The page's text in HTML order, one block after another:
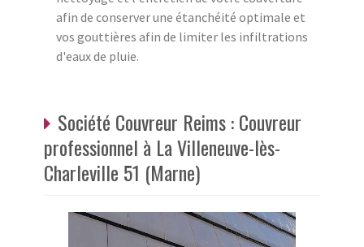
afin de conserver une étanchéité optimale et
vos gouttières afin de limiter les infiltrations
d'eaux de pluie.
Société Couvreur Reims : Couvreur
professionnel à La Villeneuve-lès-
Charleville 51 (Marne)